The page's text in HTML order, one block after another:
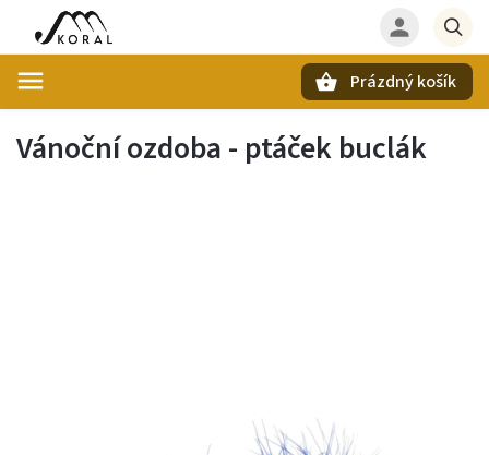
Prázdný košík
Vánoční ozdoba - ptáček buclák